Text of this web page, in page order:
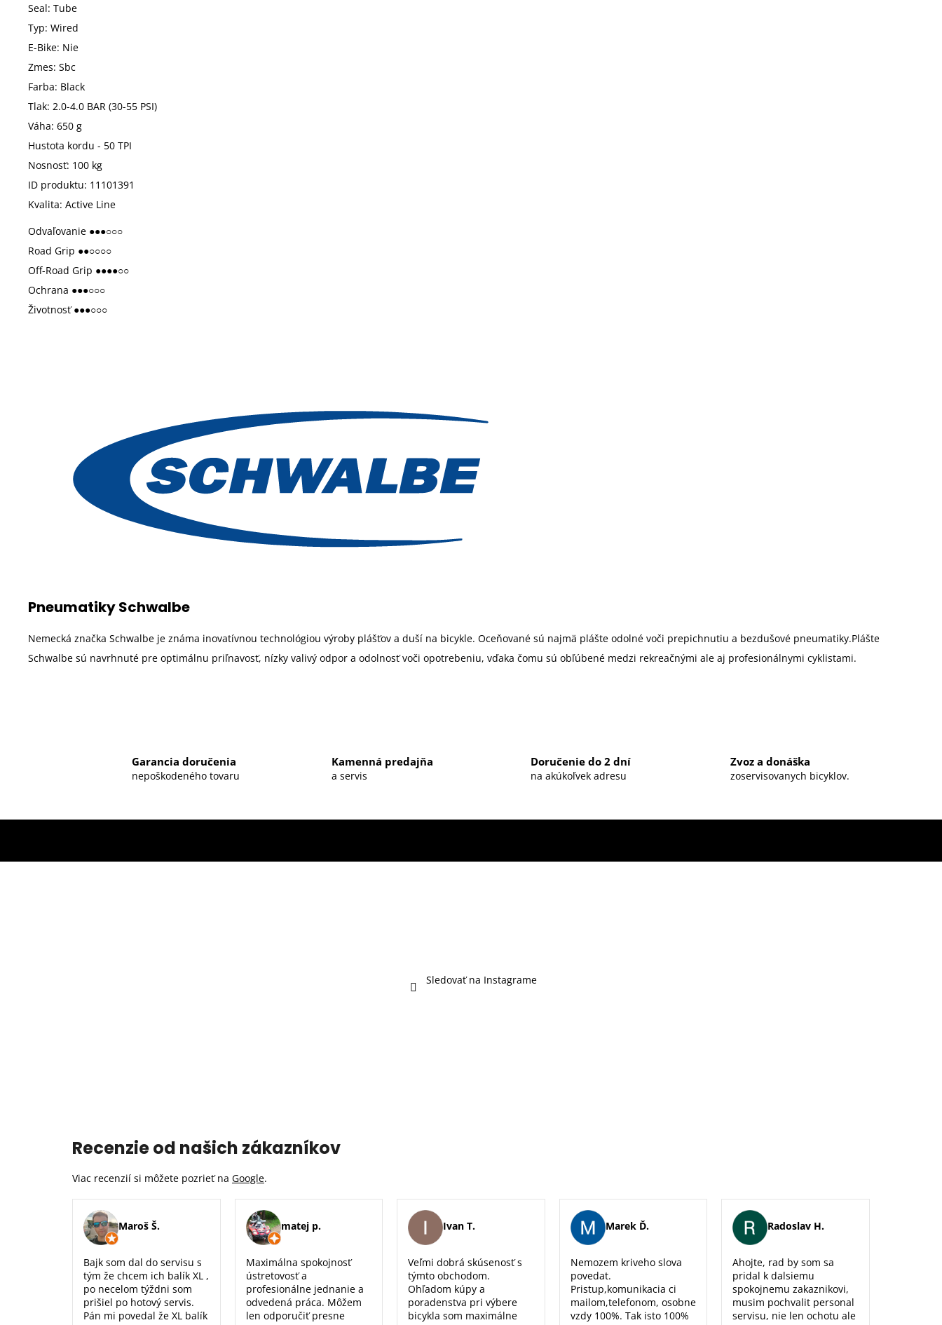
Seal: Tube
Typ: Wired
E-Bike: Nie
Zmes: Sbc
Farba: Black
Tlak: 2.0-4.0 BAR (30-55 PSI)
Váha: 650 g
Hustota kordu - 50 TPI
Nosnosť: 100 kg
ID produktu: 11101391
Kvalita: Active Line
Odvaľovanie ●●●○○○
Road Grip ●●○○○○
Off-Road Grip ●●●●○○
Ochrana ●●●○○○
Životnosť ●●●○○○
Pneumatiky Schwalbe
Nemecká značka Schwalbe je známa inovatívnou technológiou výroby plášťov a duší na bicykle. Oceňované sú najmä plášte odolné voči prepichnutiu a bezdušové pneumatiky.Plášte
Schwalbe sú navrhnuté pre optimálnu priľnavosť, nízky valivý odpor a odolnosť voči opotrebeniu, vďaka čomu sú obľúbené medzi rekreačnými ale aj profesionálnymi cyklistami.
Garancia doručenia
nepoškodeného tovaru
Kamenná predajňa
a servis
Doručenie do 2 dní
na akúkoľvek adresu
Zvoz a donáška
zoservisovanych bicyklov.
Sledovať na Instagrame
Recenzie od našich zákazníkov
Viac recenzií si môžete pozrieť na Google.
Maroš Š.
Bajk som dal do servisu s
tým že chcem ich balík XL ,
po necelom týždni som
prišiel po hotový servis.
Pán mi povedal že XL balík
matej p.
Maximálna spokojnosť
ústretovosť a
profesionálne jednanie a
odvedená práca. Môžem
len odporučiť presne
Ivan T.
Veľmi dobrá skúsenosť s
týmto obchodom.
Ohľadom kúpy a
poradenstva pri výbere
bicykla som maximálne
Marek Ď.
Nemozem kriveho slova
povedat.
Pristup,komunikacia ci
mailom,telefonom, osobne
vzdy 100%. Tak isto 100%
Radoslav H.
Ahojte, rad by som sa
pridal k dalsiemu
spokojnemu zakaznikovi,
musim pochvalit personal
servisu, nie len ochotu ale